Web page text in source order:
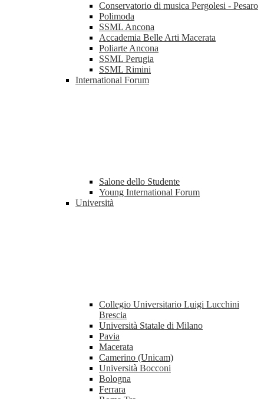
Conservatorio di musica Pergolesi - Pesaro
Polimoda
SSML Ancona
Accademia Belle Arti Macerata
Poliarte Ancona
SSML Perugia
SSML Rimini
International Forum
Salone dello Studente
Young International Forum
Università
Collegio Universitario Luigi Lucchini
Brescia
Università Statale di Milano
Pavia
Macerata
Camerino (Unicam)
Università Bocconi
Bologna
Ferrara